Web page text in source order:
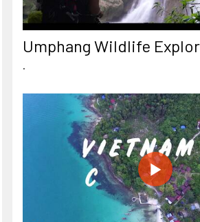
Umphang Wildlife
.